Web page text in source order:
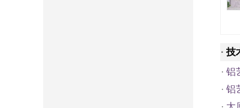
· 技
· 铝
· 铝